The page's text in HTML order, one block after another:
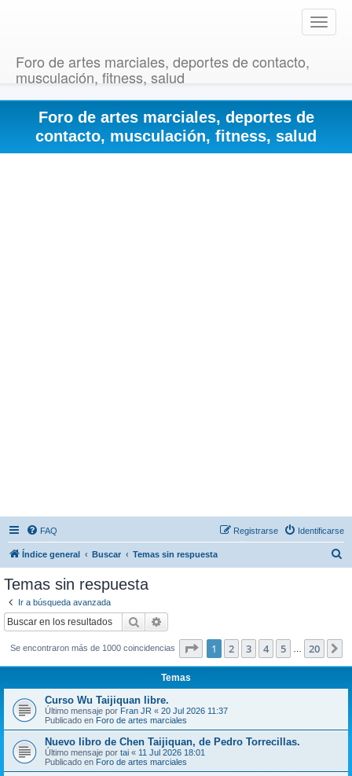
T
o
e
v
Foro de artes marciales, deportes de contacto,
musculación, fitness, salud
Foro de artes marciales, deportes de
contacto, musculación, fitness, salud
FAQ Identificarse
Registrarse
Índice general Buscar Temas sin respuesta
Temas sin respuesta
Ir a búsqueda avanzada
Buscar
Se encontraron más de 1000 coincidencias Página de 20
1 2 3 4 5 20
Temas
Curso Wu Taijiquan libre.
Último mensaje por Fran JR « 20 Jul 2026 11:37
Publicado en Foro de artes marciales
Nuevo libro de Chen Taijiquan, de Pedro Torrecillas.
Último mensaje por tai « 11 Jul 2026 18:01
Publicado en Foro de artes marciales